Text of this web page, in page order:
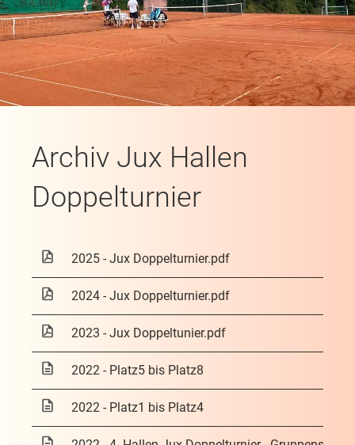
Archiv Jux Hallen
Doppelturnier
2025 - Jux Doppelturnier.pdf
2024 - Jux Doppelturnier.pdf
2023 - Jux Doppeltunier.pdf
2022 - Platz5 bis Platz8
2022 - Platz1 bis Platz4